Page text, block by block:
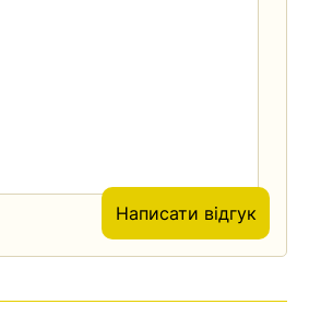
Написати відгук